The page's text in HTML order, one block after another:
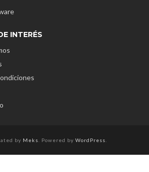
INTERÉS
by Meks . Powered by WordPress